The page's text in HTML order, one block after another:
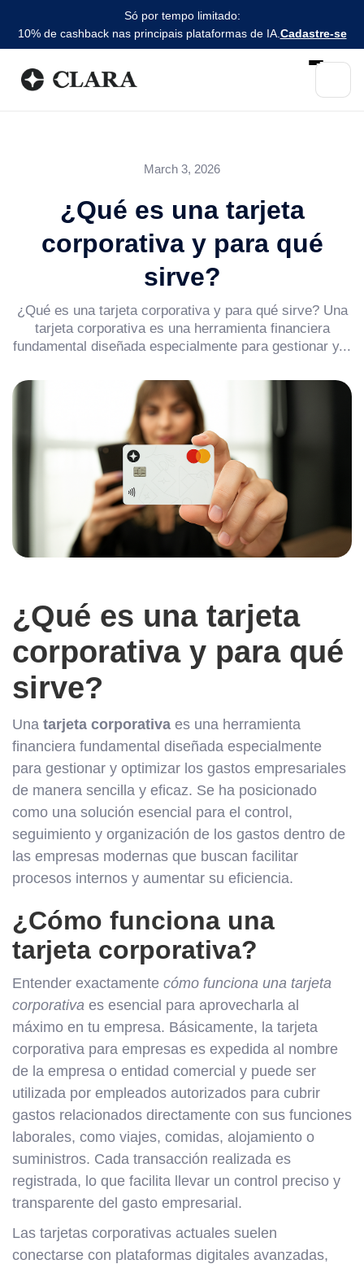
Só por tempo limitado:
10% de cashback nas principais plataformas de IA. Cadastre-se
March 3, 2026
¿Qué es una tarjeta
corporativa y para qué
sirve?
¿Qué es una tarjeta corporativa y para qué sirve? Una
tarjeta corporativa es una herramienta financiera
fundamental diseñada especialmente para gestionar y...
¿Qué es una tarjeta
corporativa y para qué
sirve?
Una tarjeta corporativa es una herramienta
financiera fundamental diseñada especialmente
para gestionar y optimizar los gastos empresariales
de manera sencilla y eficaz. Se ha posicionado
como una solución esencial para el control,
seguimiento y organización de los gastos dentro de
las empresas modernas que buscan facilitar
procesos internos y aumentar su eficiencia.
¿Cómo funciona una
tarjeta corporativa?
Entender exactamente cómo funciona una tarjeta
corporativa es esencial para aprovecharla al
máximo en tu empresa. Básicamente, la tarjeta
corporativa para empresas es expedida al nombre
de la empresa o entidad comercial y puede ser
utilizada por empleados autorizados para cubrir
gastos relacionados directamente con sus funciones
laborales, como viajes, comidas, alojamiento o
suministros. Cada transacción realizada es
registrada, lo que facilita llevar un control preciso y
transparente del gasto empresarial.
Las tarjetas corporativas actuales suelen
conectarse con plataformas digitales avanzadas,